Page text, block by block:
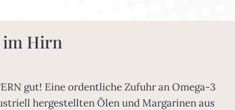
im Hirn
gut! Eine ordentliche Zufuhr an Omega-3
hergestellten Ölen und Margarinen aus